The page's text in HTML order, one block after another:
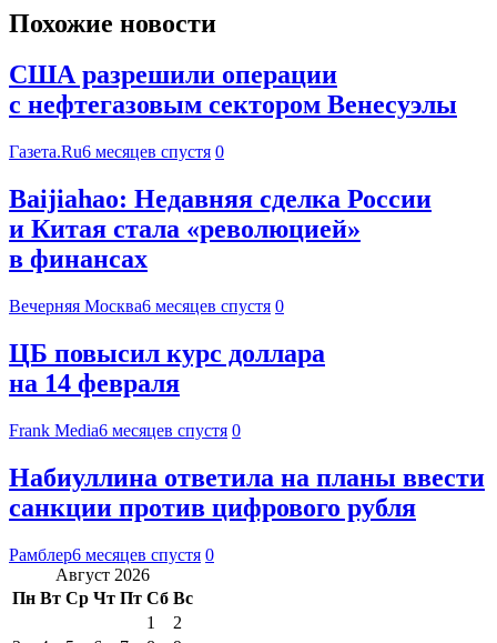
Похожие новости
США разрешили операции
с нефтегазовым сектором Венесуэлы
Газета.Ru6 месяцев спустя 0
Baijiahao: Недавняя сделка России
и Китая стала «революцией»
в финансах
Вечерняя Москва6 месяцев спустя 0
ЦБ повысил курс доллара
на 14 февраля
Frank Media6 месяцев спустя 0
Набиуллина ответила на планы ввести
санкции против цифрового рубля
Рамблер6 месяцев спустя 0
Август 2026
Пн Вт Ср Чт Пт Сб Вс
1
2